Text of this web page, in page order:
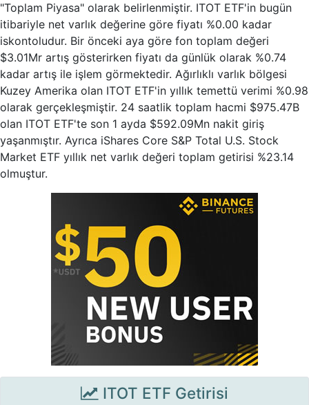
"Toplam Piyasa" olarak belirlenmiştir. ITOT ETF'in bugün
itibariyle net varlık değerine göre fiyatı %0.00 kadar
iskontoludur. Bir önceki aya göre fon toplam değeri
$3.01Mr artış gösterirken fiyatı da günlük olarak %0.74
kadar artış ile işlem görmektedir. Ağırlıklı varlık bölgesi
Kuzey Amerika olan ITOT ETF'in yıllık temettü verimi %0.98
olarak gerçekleşmiştir. 24 saatlik toplam hacmi $975.47B
olan ITOT ETF'te son 1 ayda $592.09Mn nakit giriş
yaşanmıştır. Ayrıca iShares Core S&P Total U.S. Stock
Market ETF yıllık net varlık değeri toplam getirisi %23.14
olmuştur.
ITOT ETF Getirisi